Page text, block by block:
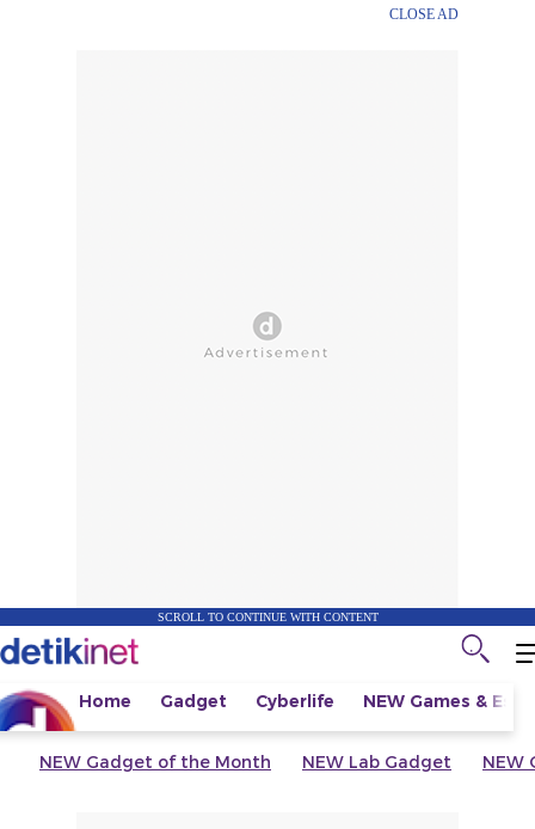
CLOSE AD
SCROLL TO CONTINUE WITH CONTENT
Home Gadget Cyberlife NEW Games &
NEW Gadget of the Month NEW Lab Gadget NEW